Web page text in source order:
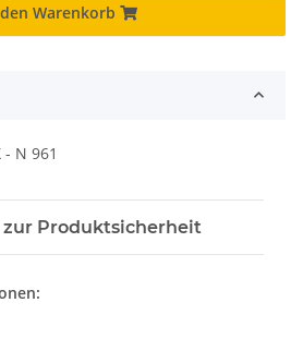
Warenkorb
N 961
Produktsicherheit